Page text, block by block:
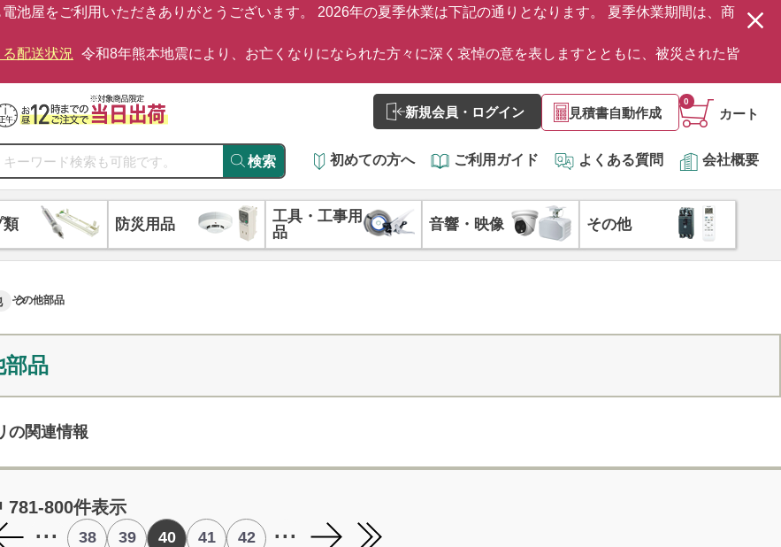
電池屋をご利用いただきありがとうございます。 2026年の夏季休業は下記の通りとなります。 夏季休業期間は、商
る配送状況 令和8年熊本地震により、お亡くなりになられた方々に深く哀悼の意を表しますとともに、被災された皆
新規会員・ログイン 見積書自動作成 カート
0
検索 初めての方へ ご利用ガイド よくある質問 会社概要
類 防災用品
工具・工事用
品
音響・映像 その他
その他部品
部品
の関連情報
781-800件表示
... 38 39 40 41 42 ...